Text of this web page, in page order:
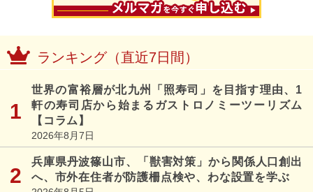
ランキング（直近7日間）
世界の富裕層が北九州「照寿司」を目指す理由、1
軒の寿司店から始まるガストロノミーツーリズム
【コラム】
2026年8月7日
兵庫県丹波篠山市、「獣害対策」から関係人口創出
へ、市外在住者が防護柵点検や、わな設置を学ぶ